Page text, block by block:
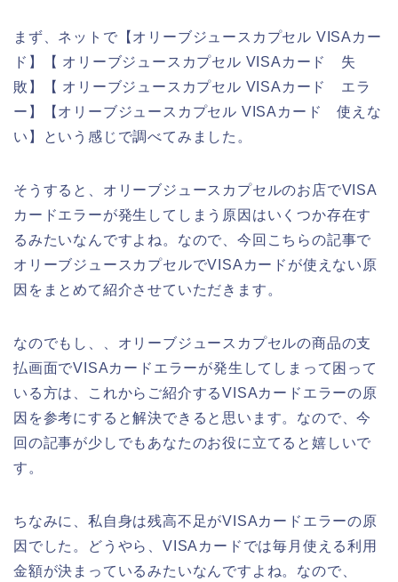
まず、ネットで【オリーブジュースカプセル VISAカー
ド】【 オリーブジュースカプセル VISAカード 失
敗】【 オリーブジュースカプセル VISAカード エラ
ー】【オリーブジュースカプセル VISAカード 使えな
い】という感じで調べてみました。
そうすると、オリーブジュースカプセルのお店でVISA
カードエラーが発生してしまう原因はいくつか存在す
るみたいなんですよね。なので、今回こちらの記事で
オリーブジュースカプセルでVISAカードが使えない原
因をまとめて紹介させていただきます。
なのでもし、、オリーブジュースカプセルの商品の支
払画面でVISAカードエラーが発生してしまって困って
いる方は、これからご紹介するVISAカードエラーの原
因を参考にすると解決できると思います。なので、今
回の記事が少しでもあなたのお役に立てると嬉しいで
す。
ちなみに、私自身は残高不足がVISAカードエラーの原
因でした。どうやら、VISAカードでは毎月使える利用
金額が決まっているみたいなんですよね。なので、